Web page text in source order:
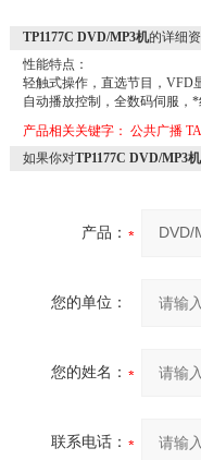
TP1177C DVD/MP3机的详细
性能特点：
轻触式操作，直选节目，VFD
自动播放控制，全数码伺服，
产品相关关键字： 公共广播
如果你对TP1177C DVD/MP3机
产品：
您的单位：
您的姓名：
联系电话：